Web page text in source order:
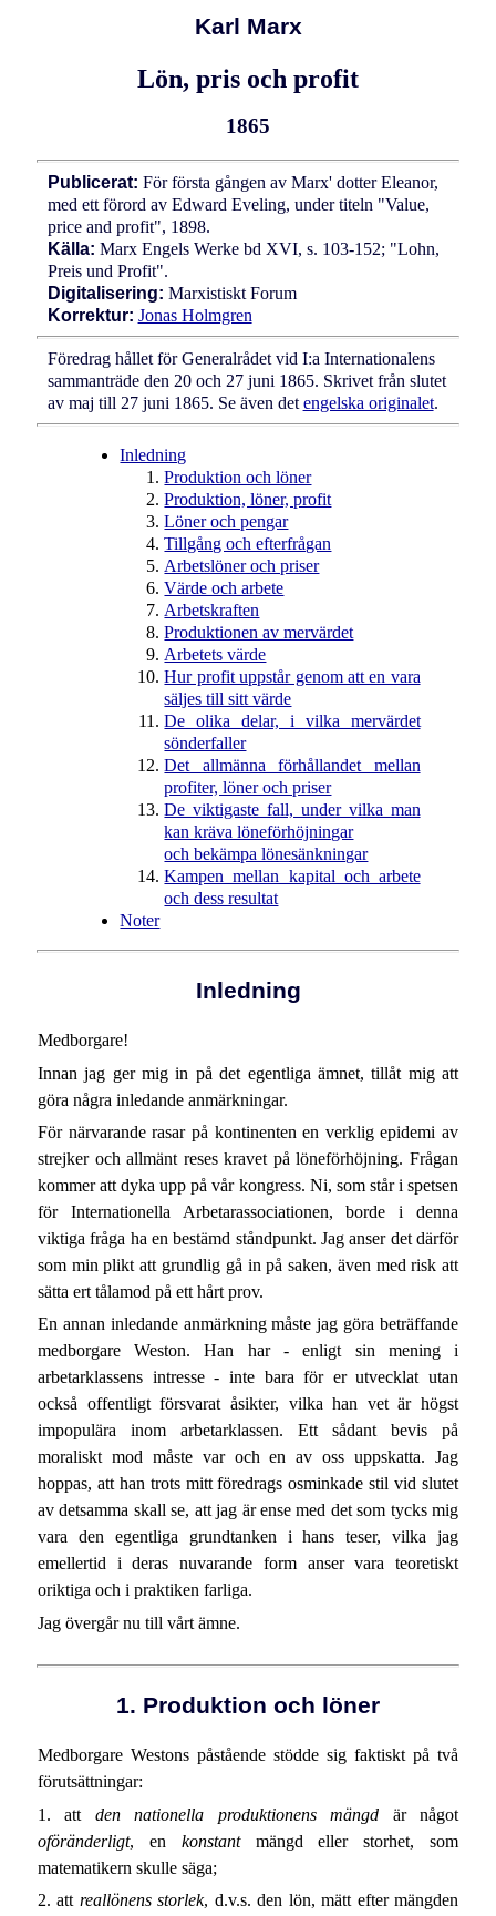
Karl Marx
Lön, pris och profit
1865
Publicerat: För första gången av Marx' dotter Eleanor,
med ett förord av Edward Eveling, under titeln "Value,
price and profit", 1898.
Källa: Marx Engels Werke bd XVI, s. 103-152; "Lohn,
Preis und Profit".
Digitalisering: Marxistiskt Forum
Korrektur: Jonas Holmgren
Föredrag hållet för Generalrådet vid I:a Internationalens
sammanträde den 20 och 27 juni 1865. Skrivet från slutet
av maj till 27 juni 1865. Se även det engelska originalet.
Inledning
Produktion och löner
Produktion, löner, profit
Löner och pengar
Tillgång och efterfrågan
Arbetslöner och priser
Värde och arbete
Arbetskraften
Produktionen av mervärdet
Arbetets värde
Hur profit uppstår genom att en vara
säljes till sitt värde
De olika delar, i vilka mervärdet
sönderfaller
Det allmänna förhållandet mellan
profiter, löner och priser
De viktigaste fall, under vilka man
kan kräva löneförhöjningar
och bekämpa lönesänkningar
Kampen mellan kapital och arbete
och dess resultat
Noter
Inledning
Medborgare!
Innan jag ger mig in på det egentliga ämnet, tillåt mig att
göra några inledande anmärkningar.
För närvarande rasar på kontinenten en verklig epidemi av
strejker och allmänt reses kravet på löneförhöjning. Frågan
kommer att dyka upp på vår kongress. Ni, som står i spetsen
för Internationella Arbetarassociationen, borde i denna
viktiga fråga ha en bestämd ståndpunkt. Jag anser det därför
som min plikt att grundlig gå in på saken, även med risk att
sätta ert tålamod på ett hårt prov.
En annan inledande anmärkning måste jag göra beträffande
medborgare Weston. Han har - enligt sin mening i
arbetarklassens intresse - inte bara för er utvecklat utan
också offentligt försvarat åsikter, vilka han vet är högst
impopulära inom arbetarklassen. Ett sådant bevis på
moraliskt mod måste var och en av oss uppskatta. Jag
hoppas, att han trots mitt föredrags osminkade stil vid slutet
av detsamma skall se, att jag är ense med det som tycks mig
vara den egentliga grundtanken i hans teser, vilka jag
emellertid i deras nuvarande form anser vara teoretiskt
oriktiga och i praktiken farliga.
Jag övergår nu till vårt ämne.
1. Produktion och löner
Medborgare Westons påstående stödde sig faktiskt på två
förutsättningar:
1. att den nationella produktionens mängd är något
oföränderligt, en konstantmängd eller storhet, som
matematikern skulle säga;
2. att reallönens storlek, d.v.s. den lön, mätt efter mängden